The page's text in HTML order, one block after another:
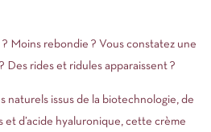
Moins rebondie ? Vous constatez une
Des rides et ridules apparaissent ?
naturels issus de la biotechnologie, de
et d’acide hyaluronique, cette crème